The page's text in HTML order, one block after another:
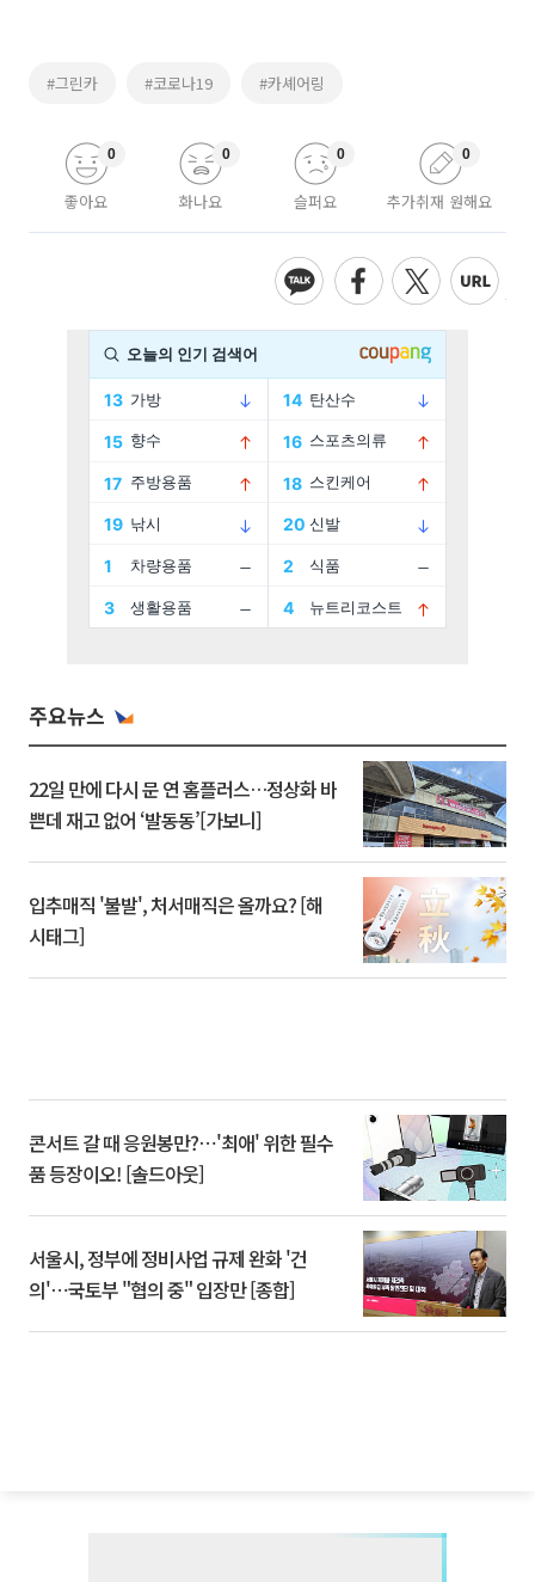
#그린카 #코로나19 #카셰어링
좋아요
0
화나요
0
슬퍼요
0
추가취재 원해요
0
주요뉴스
22일 만에 다시 문 연 홈플러스…정상화 바
쁜데 재고 없어 ‘발동동’[가보니]
입추매직 '불발', 처서매직은 올까요? [해
시태그]
콘서트 갈 때 응원봉만?⋯'최애' 위한 필수
품 등장이오! [솔드아웃]
서울시, 정부에 정비사업 규제 완화 '건
의'⋯국토부 "협의 중" 입장만 [종합]